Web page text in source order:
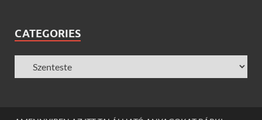
CATEGORIES